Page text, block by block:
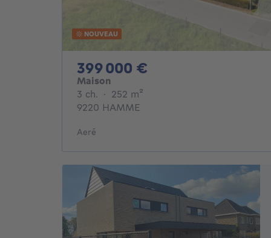
NOUVEAU
399 000 €
Maison
3 ch. 3 chambres
· 252 m²
9220 HAMME
Aeré